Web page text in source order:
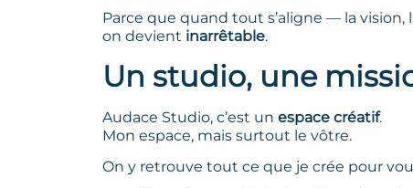
Parce que quand tout s’aligne — la vision,
on devient inarrêtable.
Un studio, une
Audace Studio, c’est un espace créatif.
Mon espace, mais surtout le vôtre.
On y retrouve tout ce que je crée pour